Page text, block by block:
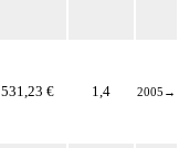
531,23 € 1,4 2005 →